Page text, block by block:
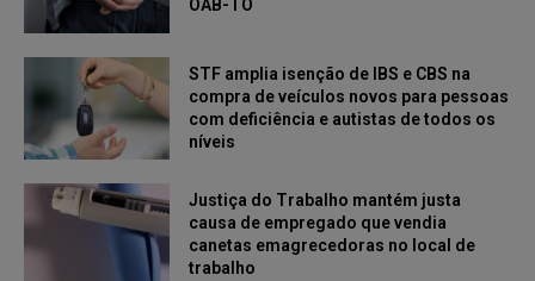
OAB-TO
STF amplia isenção de IBS e CBS na
compra de veículos novos para pessoas
com deficiência e autistas de todos os
níveis
Justiça do Trabalho mantém justa
causa de empregado que vendia
canetas emagrecedoras no local de
trabalho